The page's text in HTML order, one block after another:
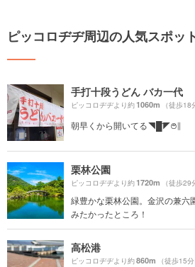
ピッコロヂヂ周辺の人気スポッ
手打十段うどん バカ一代
ピッコロヂヂより約1060m （徒歩18
朝早くから開いてる◥█̆̈◤࿉∥
栗林公園
ピッコロヂヂより約1720m （徒歩29
緑豊かな栗林公園。金沢の兼六
みたかったところ！
高松港
ピッコロヂヂより約860m （徒歩15分